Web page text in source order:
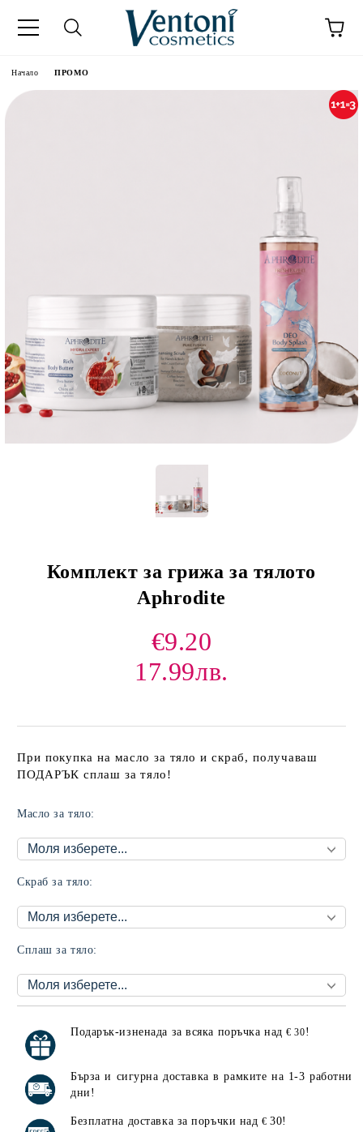
Начало ПРОМО
Комплект за грижа за тялото
Aphrodite
€9.20
17.99лв.
При покупка на масло за тяло и скраб, получаваш
ПОДАРЪК сплаш за тяло!
Масло за тяло:
Скраб за тяло:
Сплаш за тяло:
Подарък-изненада за всяка поръчка над€ 30!
Бърза и сигурна доставка в рамките на 1-3 работни
дни!
Безплатна доставка за поръчки над€30!